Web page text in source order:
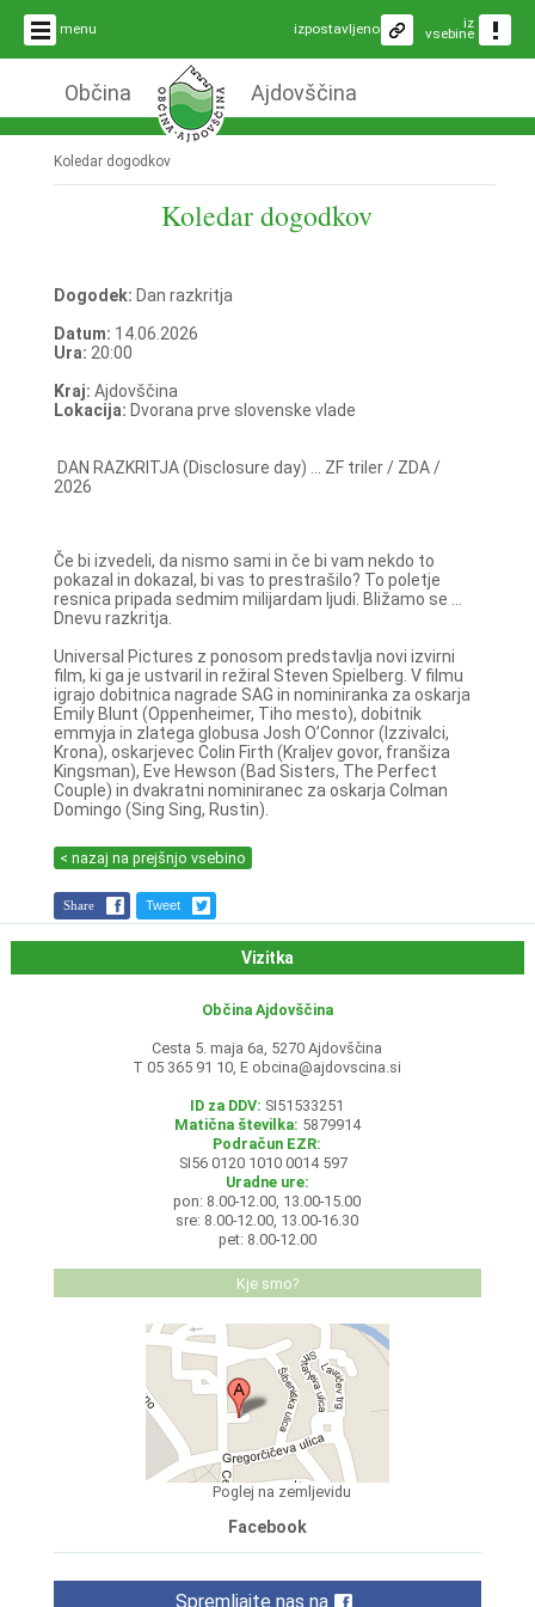
menu iz
vsebine
izpostavljeno
Občina Ajdovščina
Koledar dogodkov
Koledar dogodkov
Dogodek: Dan razkritja
Datum: 14.06.2026
Ura: 20:00
Kraj: Ajdovščina
Lokacija: Dvorana prve slovenske vlade
DAN RAZKRITJA (Disclosure day) ... ZF triler / ZDA /
2026
Če bi izvedeli, da nismo sami in če bi vam nekdo to
pokazal in dokazal, bi vas to prestrašilo? To poletje
resnica pripada sedmim milijardam ljudi. Bližamo se ...
Dnevu razkritja.
Universal Pictures z ponosom predstavlja novi izvirni
film, ki ga je ustvaril in režiral Steven Spielberg. V filmu
igrajo dobitnica nagrade SAG in nominiranka za oskarja
Emily Blunt (Oppenheimer, Tiho mesto), dobitnik
emmyja in zlatega globusa Josh O’Connor (Izzivalci,
Krona), oskarjevec Colin Firth (Kraljev govor, franšiza
Kingsman), Eve Hewson (Bad Sisters, The Perfect
Couple) in dvakratni nominiranec za oskarja Colman
Domingo (Sing Sing, Rustin).
< nazaj na prejšnjo vsebino
Share Tweet
Vizitka
Občina Ajdovščina
Cesta 5. maja 6a, 5270 Ajdovščina
T 05 365 91 10, E obcina@ajdovscina.si
ID za DDV: SI51533251
Matična številka: 5879914
Podračun EZR:
SI56 0120 1010 0014 597
Uradne ure:
pon: 8.00-12.00, 13.00-15.00
sre: 8.00-12.00, 13.00-16.30
pet: 8.00-12.00
Kje smo?
Poglej na zemljevidu
Facebook
Spremljajte nas na